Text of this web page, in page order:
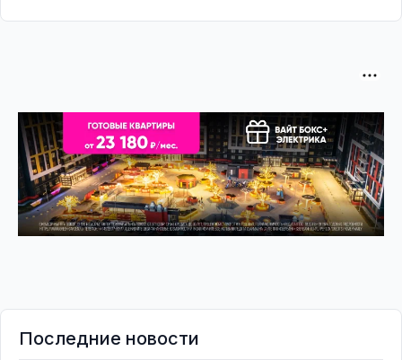
Последние новости